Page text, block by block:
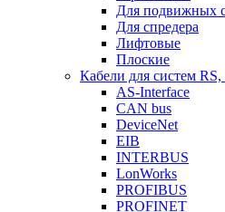
Для подвижных
Для спредера
Лифтовые
Плоские
Кабели для систем
AS-Interface
CAN bus
DeviceNet
EIB
INTERBUS
LonWorks
PROFIBUS
PROFINET